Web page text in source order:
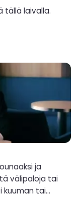
tällä laivalla.
ja
välipaloja tai
kuuman tai